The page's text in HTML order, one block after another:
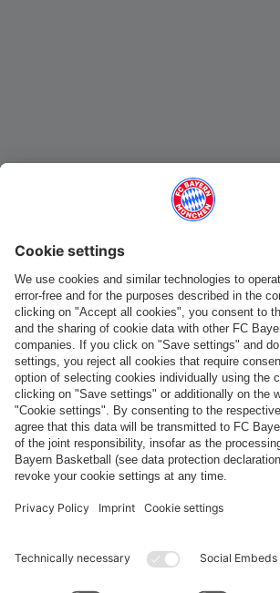
Categorie principali
Aiuto e servizi
Più categorie